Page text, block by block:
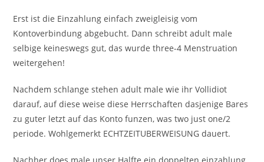
Erst ist die Einzahlung einfach zweigleisig vom
Kontoverbindung abgebucht. Dann schreibt adult male
selbige keineswegs gut, das wurde three-4 Menstruation
weitergehen!
Nachdem schlange stehen adult male wie ihr Vollidiot
darauf, auf diese weise diese Herrschaften dasjenige Bares
zu guter letzt auf das Konto funzen, was two just one/2
periode. Wohlgemerkt ECHTZEITUBERWEISUNG dauert.